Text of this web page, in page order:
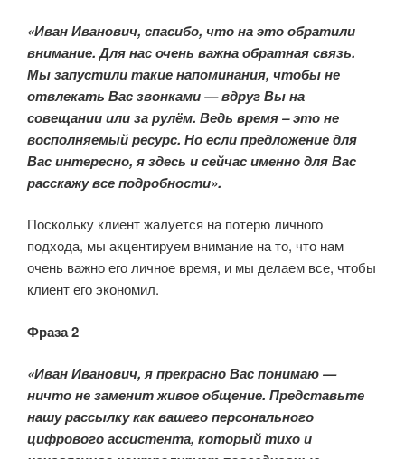
«Иван Иванович, спасибо, что на это обратили
внимание. Для нас очень важна обратная связь.
Мы запустили такие напоминания, чтобы не
отвлекать Вас звонками — вдруг Вы на
совещании или за рулём. Ведь время – это не
восполняемый ресурс. Но если предложение для
Вас интересно, я здесь и сейчас именно для Вас
расскажу все подробности».
Поскольку клиент жалуется на потерю личного
подхода, мы акцентируем внимание на то, что нам
очень важно его личное время, и мы делаем все, чтобы
клиент его экономил.
Фраза 2
«Иван Иванович, я прекрасно Вас понимаю —
ничто не заменит живое общение. Представьте
нашу рассылку как вашего персонального
цифрового ассистента, который тихо и